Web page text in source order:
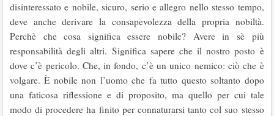
disinteressato e nobile, sicuro, serio e allegro nello stesso tempo,
deve anche derivare la consapevolezza della propria nobiltà.
Perchè che cosa significa essere nobile? Avere in sè più
responsabilità degli altri. Significa sapere che il nostro posto è
dove c’è pericolo. Che, in fondo, c’è un unico ne­mico: ciò che è
volgare. È nobile non l’uomo che fa tutto questo soltanto dopo
una faticosa riflessione e di proposito, ma quello per cui tale
modo di procedere ha finito per conna­turarsi tanto col suo stesso